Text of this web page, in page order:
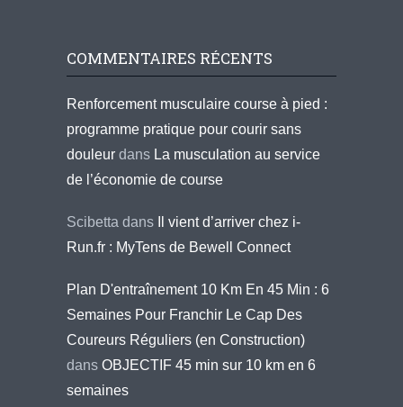
COMMENTAIRES RÉCENTS
Renforcement musculaire course à pied :
programme pratique pour courir sans
douleur dans La musculation au service
de l’économie de course
Scibetta dans
Il vient d’arriver chez i-
Run.fr : MyTens de Bewell Connect
Plan D'entraînement 10 Km En 45 Min : 6
Semaines Pour Franchir Le Cap Des
Coureurs Réguliers (en Construction)
dans OBJECTIF 45 min sur 10 km en 6
semaines